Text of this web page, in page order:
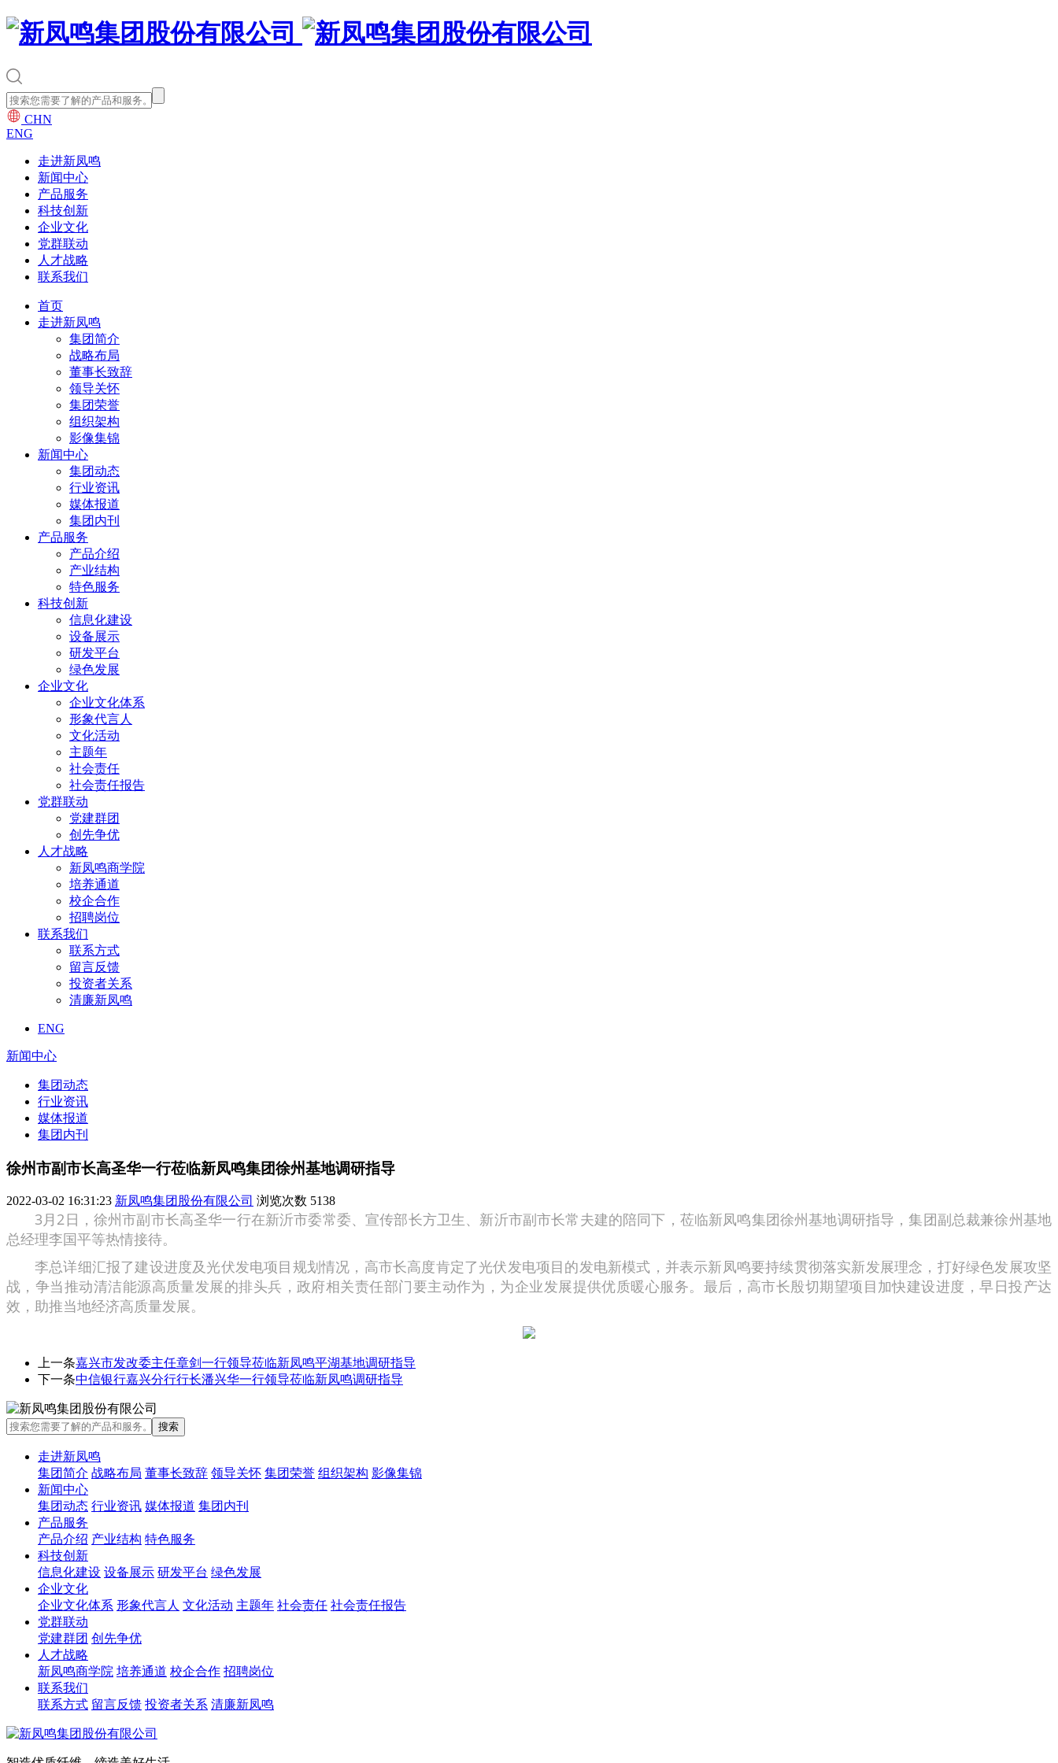
CHN
ENG
走进新凤鸣
新闻中心
产品服务
科技创新
企业文化
党群联动
人才战略
联系我们
首页
走进新凤鸣
集团简介
战略布局
董事长致辞
领导关怀
集团荣誉
组织架构
影像集锦
新闻中心
集团动态
行业资讯
媒体报道
集团内刊
产品服务
产品介绍
产业结构
特色服务
科技创新
信息化建设
设备展示
研发平台
绿色发展
企业文化
企业文化体系
形象代言人
文化活动
主题年
社会责任
社会责任报告
党群联动
党建群团
创先争优
人才战略
新凤鸣商学院
培养通道
校企合作
招聘岗位
联系我们
联系方式
留言反馈
投资者关系
清廉新凤鸣
ENG
新闻中心
集团动态
行业资讯
媒体报道
集团内刊
徐州市副市长高圣华一行莅临新凤鸣集团徐州基地调研指导
2022-03-02 16:31:23 新凤鸣集团股份有限公司 浏览次数 5138
3月2日，徐州市副市长高圣华一行在新沂市委常委、宣传部长方卫生、新沂市副市长常夫建的陪同下，莅临新凤鸣集团徐州基地调研指导，集团副总裁兼徐州基地
总经理李国平等热情接待。
李总详细汇报了建设进度及光伏发电项目规划情况，高市长高度肯定了光伏发电项目的发电新模式，并表示新凤鸣要持续贯彻落实新发展理念，打好绿色发展攻坚
战，争当推动清洁能源高质量发展的排头兵，政府相关责任部门要主动作为，为企业发展提供优质暖心服务。最后，高市长殷切期望项目加快建设进度，早日投产达
效，助推当地经济高质量发展。
上一条嘉兴市发改委主任章剑一行领导莅临新凤鸣平湖基地调研指导
下一条中信银行嘉兴分行行长潘兴华一行领导莅临新凤鸣调研指导
走进新凤鸣
集团简介 战略布局 董事长致辞 领导关怀 集团荣誉 组织架构 影像集锦
新闻中心
集团动态 行业资讯 媒体报道 集团内刊
产品服务
产品介绍 产业结构 特色服务
科技创新
信息化建设 设备展示 研发平台 绿色发展
企业文化
企业文化体系 形象代言人 文化活动 主题年 社会责任 社会责任报告
党群联动
党建群团 创先争优
人才战略
新凤鸣商学院 培养通道 校企合作 招聘岗位
联系我们
联系方式 留言反馈 投资者关系 清廉新凤鸣